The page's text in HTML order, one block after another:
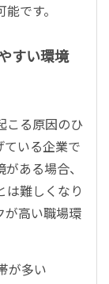
です。
すい環境
こる原因のひ
ている企業で
ある場合、
は難しくなり
が高い職場環
が多い